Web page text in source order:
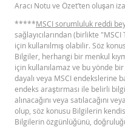
Latest Product
1,195
1,19
1,185
1,18
1,175
1,17
Aracı Notu ve Özet’ten oluşan
*****MSCI sorumluluk reddi
sağlayıcılarından (birlikte
için kullanılmış olabilir. Söz
Bilgiler, herhangi bir menkul
için kullanılamaz ve bu yönde
dayalı veya MSCI endekslerine
endeks araştırması ile belirli
alınacağını veya satılacağını
olup, söz konusu Bilgilerin
Bilgilerin özgünlüğünü,